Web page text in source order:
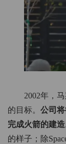
2002年，
的目标。 公司
完成火箭的建造
的样子；除